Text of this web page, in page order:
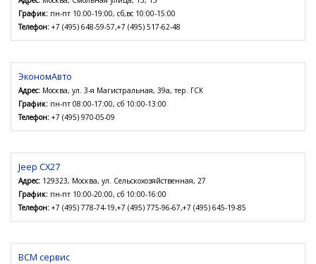
График: пн-пт 10:00-19:00, сб,вс 10:00-15:00
Телефон: +7 (495) 648-59-57,+7 (495) 517-62-48
ЭкономАвто
Адрес: Москва, ул. 3-я Магистральная, 39а, тер. ГСК
График: пн-пт 08:00-17:00, сб 10:00-13:00
Телефон: +7 (495) 970-05-09
Jeep СХ27
Адрес: 129323, Москва, ул. Сельскохозяйственная, 27
График: пн-пт 10:00-20:00, сб 10:00-16:00
Телефон: +7 (495) 778-74-19,+7 (495) 775-96-67,+7 (495) 645-19-85
ВСМ сервис